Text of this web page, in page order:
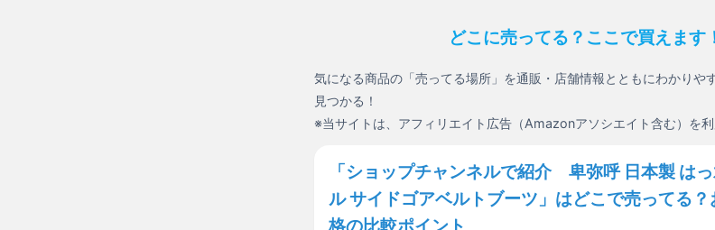
どこに売ってる？ここで買えます
気になる商品の「売ってる場所」を通販・店舗情報とともにわかりや
見つかる！
※当サイトは、アフィリエイト広告（Amazonアソシエイト含む）を利
「ショップチャンネルで紹介 卑弥呼 日本製 は
ル サイドゴアベルトブーツ」はどこで売ってる
格の比較ポイント